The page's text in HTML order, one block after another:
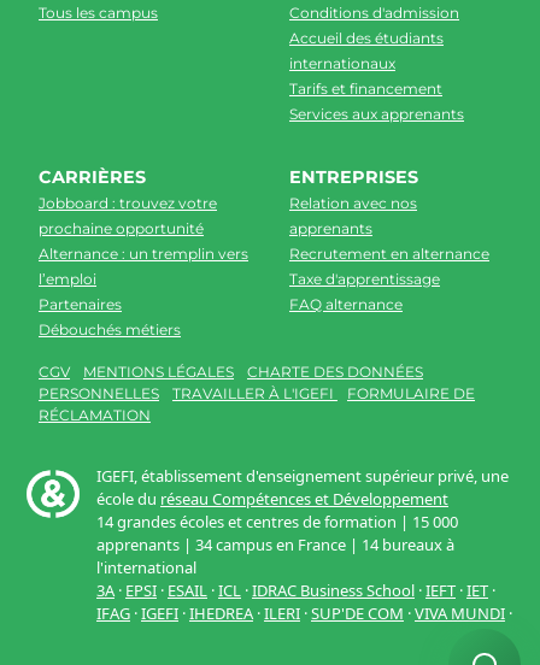
Tous les campus
Conditions d'admission
Accueil des étudiants
internationaux
Tarifs et financement
Services aux apprenants
CARRIÈRES
Jobboard : trouvez votre
prochaine opportunité
Alternance : un tremplin vers
l’emploi
Partenaires
Débouchés métiers
ENTREPRISES
Relation avec nos
apprenants
Recrutement en alternance
Taxe d'apprentissage
FAQ alternance
CGV MENTIONS LÉGALES
CHARTE DES DONNÉES
PERSONNELLES
TRAVAILLER À L'IGEFI
FORMULAIRE DE
RÉCLAMATION